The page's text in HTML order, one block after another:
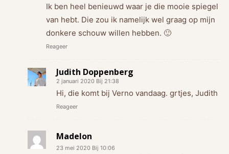
Ik ben heel benieuwd waar je die mooie spiegel
van hebt. Die zou ik namelijk wel graag op mijn
donkere schouw willen hebben. 🙂
Reageer
Judith Doppenberg
2 januari 2020 Bij 21:38
Hi, die komt bij Verno vandaag. grtjes, Judith
Reageer
Madelon
23 mei 2020 Bij 10:06